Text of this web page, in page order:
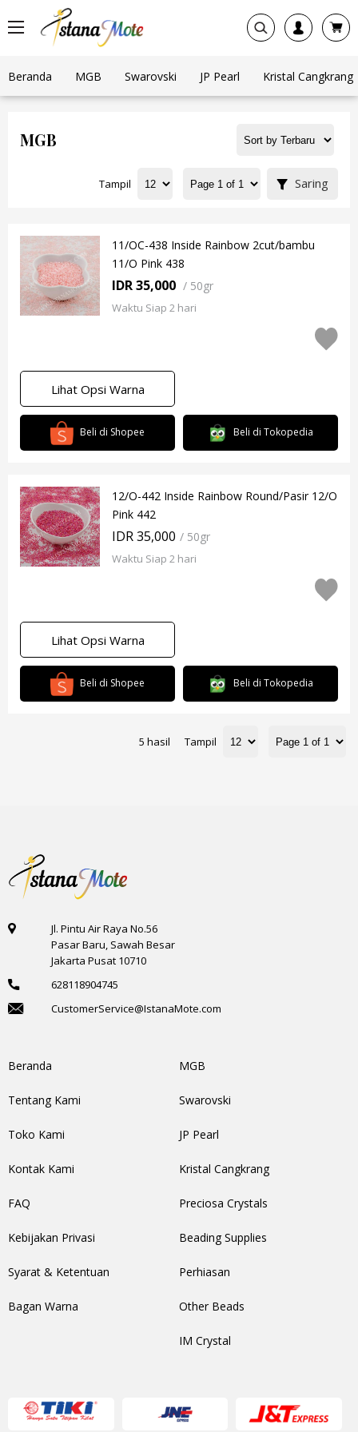
Beranda MGB Swarovski JP Pearl Kristal Cangkrang
MGB
Tampil Saring
11/OC-438 Inside Rainbow 2cut/bambu
11/O Pink 438
IDR 35,000 / 50gr
Waktu Siap 2 hari
Lihat Opsi Warna
Beli di Shopee Beli di Tokopedia
12/O-442 Inside Rainbow Round/Pasir 12/O
Pink 442
IDR 35,000 / 50gr
Waktu Siap 2 hari
Lihat Opsi Warna
Beli di Shopee Beli di Tokopedia
5 hasil Tampil
Jl. Pintu Air Raya No.56
Pasar Baru, Sawah Besar
Jakarta Pusat 10710
628118904745
CustomerService@IstanaMote.com
Beranda
Tentang Kami
Toko Kami
Kontak Kami
FAQ
Kebijakan Privasi
Syarat & Ketentuan
Bagan Warna
MGB
Swarovski
JP Pearl
Kristal Cangkrang
Preciosa Crystals
Beading Supplies
Perhiasan
Other Beads
IM Crystal